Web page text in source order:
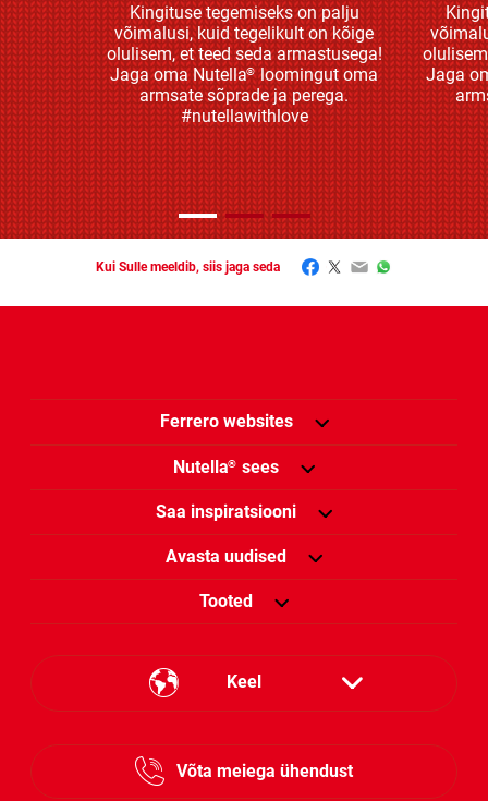
Kingituse tegemiseks on palju
võimalusi, kuid tegelikult on kõige
olulisem, et teed seda armastusega!
Jaga oma Nutella® loomingut oma
armsate sõprade ja perega.
#nutellawithlove
Jaga
Kui Sulle meeldib, siis jaga seda Facebook
Twitter
EmailWhatsApp
Ferrero websites
Nutella® sees
Saa inspiratsiooni
Avasta uudised
Tooted
Keel
Estonian
Võta meiega ühendust